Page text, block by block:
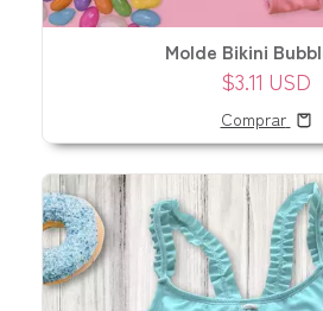
Molde Bikini
$3.11 USD
Comprar